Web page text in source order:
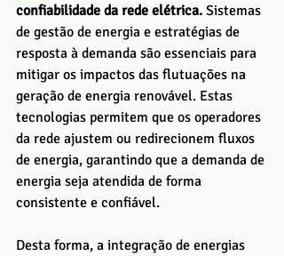
confiabilidade da rede elétrica. Sistemas
de gestão de energia e estratégias de
resposta à demanda são essenciais para
mitigar os impactos das flutuações na
geração de energia renovável. Estas
tecnologias permitem que os operadores
da rede ajustem ou redirecionem fluxos
de energia, garantindo que a demanda de
energia seja atendida de forma
consistente e confiável.
Desta forma, a integração de energias